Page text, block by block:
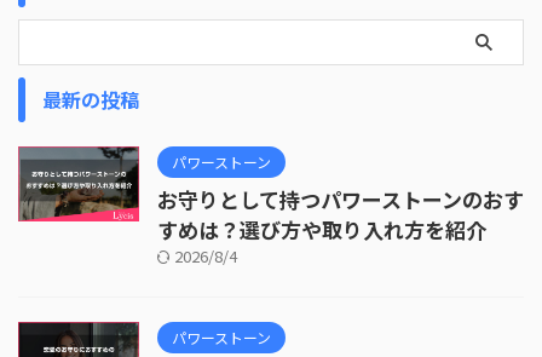
最新の投稿
パワーストーン
お守りとして持つパワーストーンのおす
すめは？選び方や取り入れ方を紹介
2026/8/4
パワーストーン